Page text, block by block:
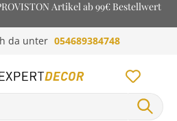
Artikel ab 99€ Bestellwert
da unter 054689384748